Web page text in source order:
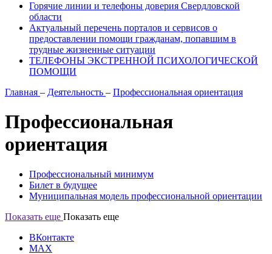
Горячие линии и телефоны доверия Свердловской
области
Актуальный перечень порталов и сервисов о
предоставлении помощи гражданам, попавшим в
трудные жизненные ситуации
ТЕЛЕФОНЫ ЭКСТРЕННОЙ ПСИХОЛОГИЧЕСКОЙ
ПОМОЩИ
Главная – Деятельность – Профессиональная ориентация
Профессиональная
ориентация
Профессиональный минимум
Билет в будущее
Муниципальная модель профессиональной ориентации
Показать еще Показать еще
ВКонтакте
MAX